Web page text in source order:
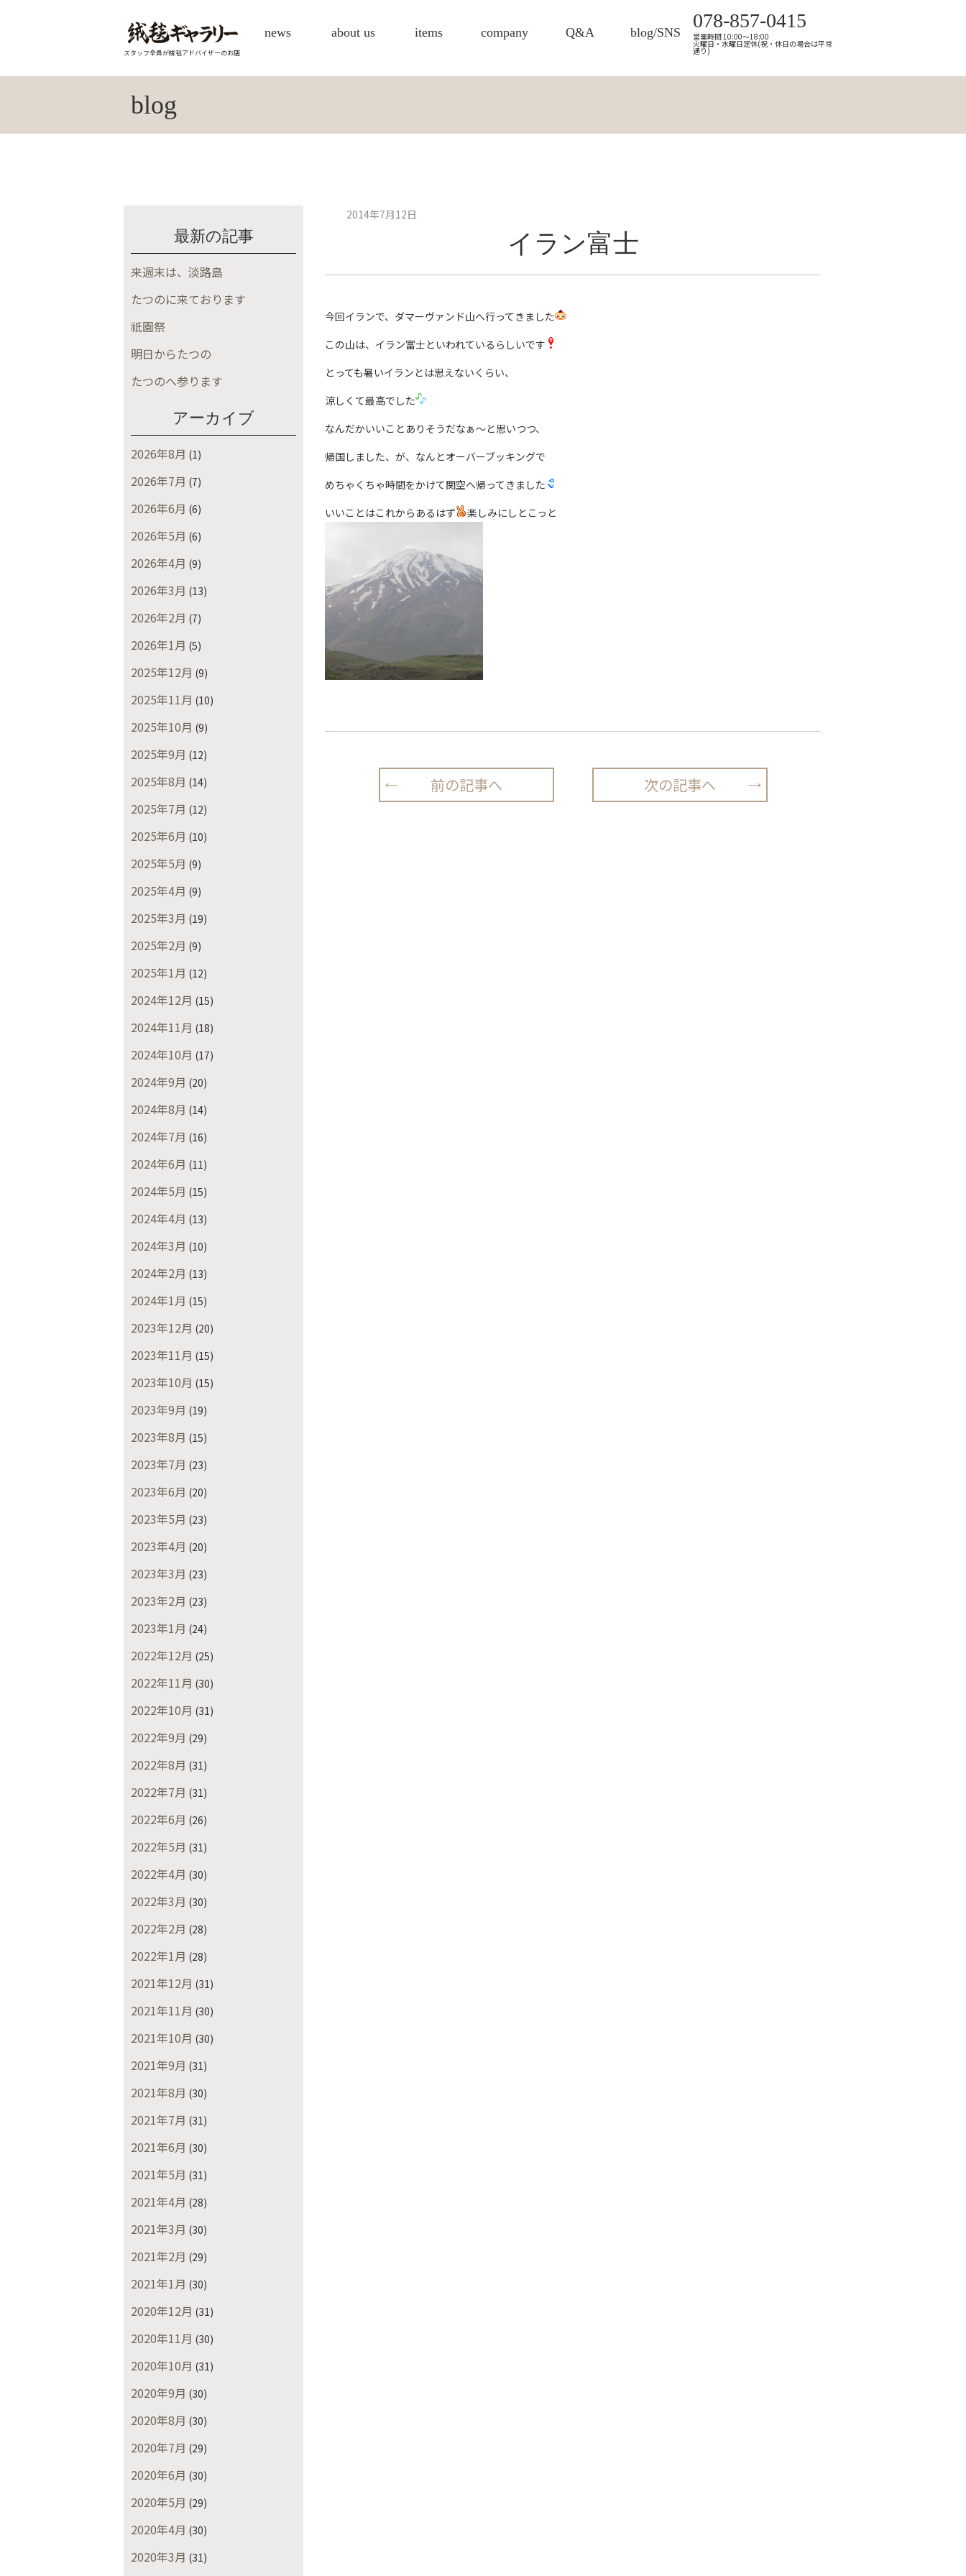
スタッフ全員が絨毯アドバイザーのお店
news about us items company Q&A blog/SNS
078-857-0415
営業時間 10:00～18:00
火曜日・水曜日定休(祝・休日の場合は平常
通り)
blog
最新の記事
来週末は、淡路島
たつのに来ております
祇園祭
明日からたつの
たつのへ参ります
アーカイブ
2026年8月 (1)
2026年7月 (7)
2026年6月 (6)
2026年5月 (6)
2026年4月 (9)
2026年3月 (13)
2026年2月 (7)
2026年1月 (5)
2025年12月 (9)
2025年11月 (10)
2025年10月 (9)
2025年9月 (12)
2025年8月 (14)
2025年7月 (12)
2025年6月 (10)
2025年5月 (9)
2025年4月 (9)
2025年3月 (19)
2025年2月 (9)
2025年1月 (12)
2024年12月 (15)
2024年11月 (18)
2024年10月 (17)
2024年9月 (20)
2024年8月 (14)
2024年7月 (16)
2024年6月 (11)
2024年5月 (15)
2024年4月 (13)
2024年3月 (10)
2024年2月 (13)
2024年1月 (15)
2023年12月 (20)
2023年11月 (15)
2023年10月 (15)
2023年9月 (19)
2023年8月 (15)
2023年7月 (23)
2023年6月 (20)
2023年5月 (23)
2023年4月 (20)
2023年3月 (23)
2023年2月 (23)
2023年1月 (24)
2022年12月 (25)
2022年11月 (30)
2022年10月 (31)
2022年9月 (29)
2022年8月 (31)
2022年7月 (31)
2022年6月 (26)
2022年5月 (31)
2022年4月 (30)
2022年3月 (30)
2022年2月 (28)
2022年1月 (28)
2021年12月 (31)
2021年11月 (30)
2021年10月 (30)
2021年9月 (31)
2021年8月 (30)
2021年7月 (31)
2021年6月 (30)
2021年5月 (31)
2021年4月 (28)
2021年3月 (30)
2021年2月 (29)
2021年1月 (30)
2020年12月 (31)
2020年11月 (30)
2020年10月 (31)
2020年9月 (30)
2020年8月 (30)
2020年7月 (29)
2020年6月 (30)
2020年5月 (29)
2020年4月 (30)
2020年3月 (31)
2014年7月12日
イラン富士
今回イランで、ダマーヴァンド山へ行ってきました
この山は、イラン富士といわれているらしいです
とっても暑いイランとは思えないくらい、
涼しくて最高でした
なんだかいいことありそうだなぁ〜と思いつつ、
帰国しました、が、なんとオーバーブッキングで
めちゃくちゃ時間をかけて関空へ帰ってきました
いいことはこれからあるはず
楽しみにしとこっと
前の記事へ 次の記事へ